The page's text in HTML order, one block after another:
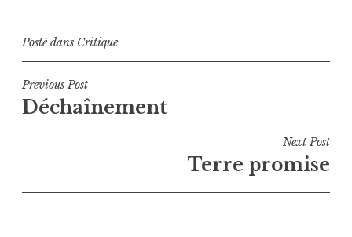
Posté dans Critique
Navigation
de
Previous Post
Déchaînement
Next Post
Terre promise